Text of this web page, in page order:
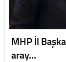
MHP İl
aray…